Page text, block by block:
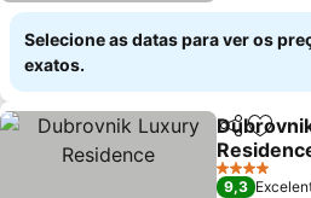
Selecione as datas para ver os
exatos.
Partilhar
Ver preços
4 Estrelas
9,3